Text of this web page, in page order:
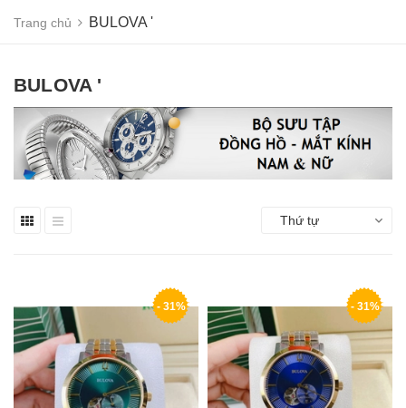
Trang chủ BULOVA '
BULOVA '
Thứ tự
- 31% - 31%